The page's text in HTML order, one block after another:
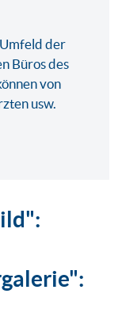
der
Büros des
von
usw.